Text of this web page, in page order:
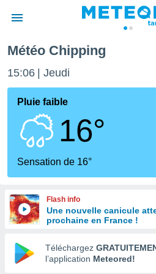
de
en
Météo Chipping
15:06 Jeudi
Pluie faible
16°
Sensation de 16°
Flash info
Une nouvelle canicule
prochaine en France !
Téléchargez
l’application Meteored!